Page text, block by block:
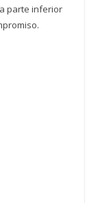
parte inferior